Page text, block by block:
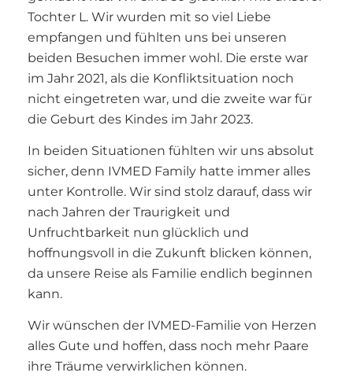
Tochter L. Wir wurden mit so viel Liebe
empfangen und fühlten uns bei unseren
beiden Besuchen immer wohl. Die erste war
im Jahr 2021, als die Konfliktsituation noch
nicht eingetreten war, und die zweite war für
die Geburt des Kindes im Jahr 2023.
In beiden Situationen fühlten wir uns absolut
sicher, denn IVMED Family hatte immer alles
unter Kontrolle. Wir sind stolz darauf, dass wir
nach Jahren der Traurigkeit und
Unfruchtbarkeit nun glücklich und
hoffnungsvoll in die Zukunft blicken können,
da unsere Reise als Familie endlich beginnen
kann.
Wir wünschen der IVMED-Familie von Herzen
alles Gute und hoffen, dass noch mehr Paare
ihre Träume verwirklichen können.